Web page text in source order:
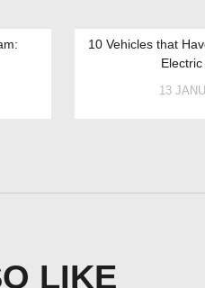
10 Vehicles that
13
LIKE